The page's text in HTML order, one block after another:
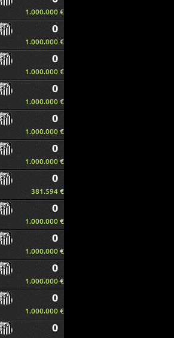
1.000.000 €
0
1.000.000 €
0
1.000.000 €
0
1.000.000 €
0
1.000.000 €
0
1.000.000 €
0
381.594 €
0
1.000.000 €
0
1.000.000 €
0
1.000.000 €
0
1.000.000 €
0